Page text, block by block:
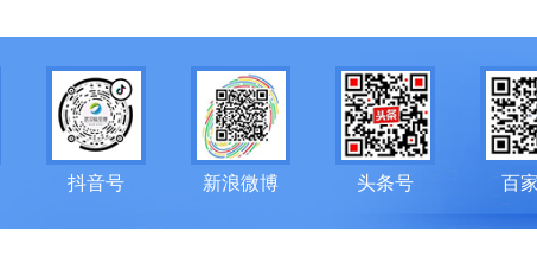
抖音号 新浪微博 头条号 百